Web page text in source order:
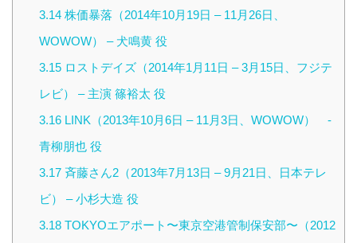
3.14株価暴落（2014年10月19日 – 11月26日、
WOWOW） – 犬鳴黄 役
3.15ロストデイズ（2014年1月11日 – 3月15日、フジテ
レビ） – 主演 篠裕太 役
3.16LINK（2013年10月6日 – 11月3日、WOWOW） -
青柳朋也 役
3.17斉藤さん2（2013年7月13日 – 9月21日、日本テレ
ビ） – 小杉大造 役
3.18TOKYOエアポート〜東京空港管制保安部〜（2012